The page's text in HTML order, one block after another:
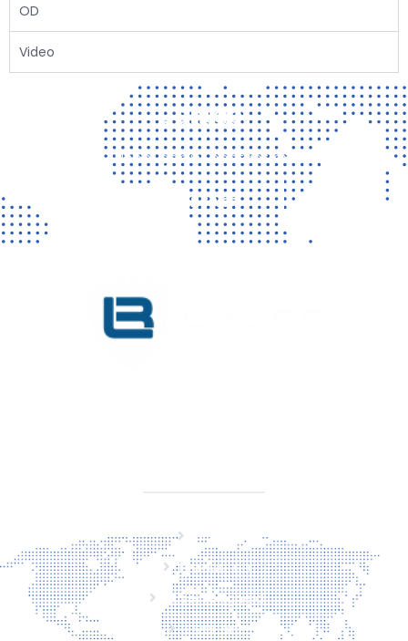
OD
Video
Contact
Vragen? Neem gerust contact met ons op!
CONTACT
Home
Producten
Laserveiligheid
Over ons